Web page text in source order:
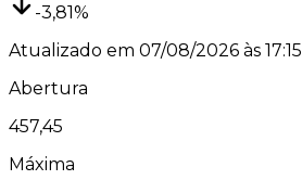
-3,81%
Atualizado em 07/08/2026 às 17:15
Abertura
457,45
Máxima